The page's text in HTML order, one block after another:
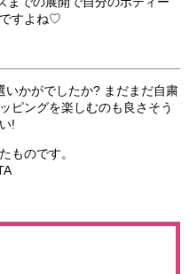
すよね♡
いかがでしたか? まだまだ自粛
ピングを楽しむのも良さそう
!
ものです。